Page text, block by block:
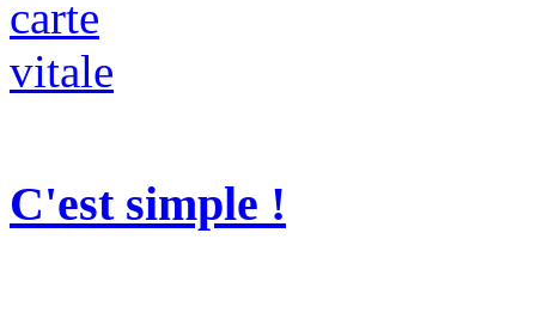
C'est simple !